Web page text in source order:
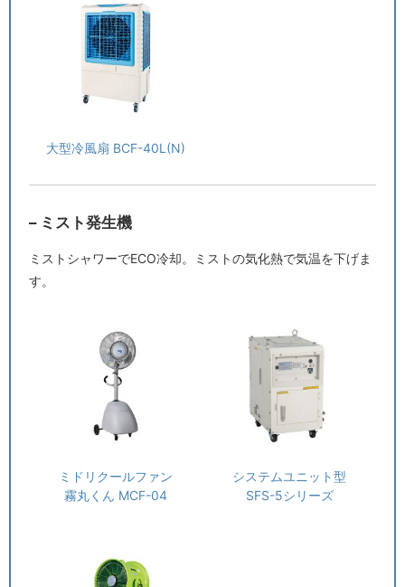
大型冷風扇 BCF-40L(N)
– ミスト発生機
ミストシャワーでECO冷却。ミストの気化熱で気温を下げま
す。
ミドリクールファン
霧丸くん MCF-04
システムユニット型
SFS-5シリーズ